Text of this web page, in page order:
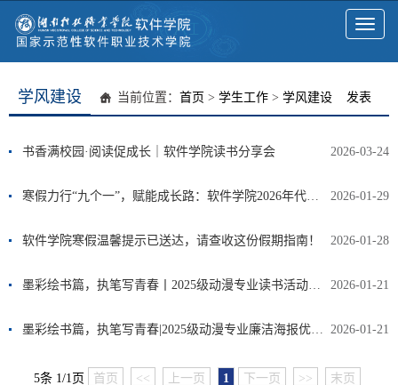
Toggle
学风建设 当前位置： 首页 > 学生工作 > 学风建设 发表
2026-03-24
书香满校园·阅读促成长｜软件学院读书分享会
2026-01-29
寒假力行“九个一”，赋能成长路：软件学院2026年代码实践启航计划
2026-01-28
软件学院寒假温馨提示已送达，请查收这份假期指南！
2026-01-21
墨彩绘书篇，执笔写青春丨2025级动漫专业读书活动手抄报优秀作品展示（一）
2026-01-21
墨彩绘书篇，执笔写青春|2025级动漫专业廉洁海报优秀作品展示（二）
5条 1/1页 首页 << 上一页 1 下一页 >> 末页